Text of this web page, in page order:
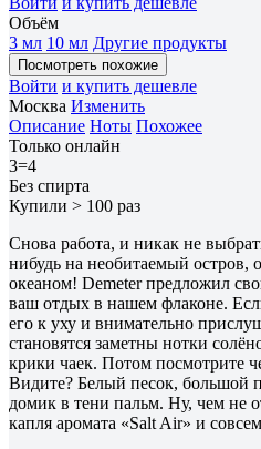
Объём
3 мл 10 мл Другие продукты
Посмотреть похожие
Войти и купить дешевле
Москва Изменить
Описание Ноты Похожее
Только онлайн
3=4
Без спирта
Купили > 100 раз
Снова работа, и никак не
нибудь на необитаемый
океаном! Demeter предложил
ваш отдых в нашем флаконе.
его к уху и внимательно
становятся заметны нотки
крики чаек. Потом посмотрите
Видите? Белый песок, большой
домик в тени пальм. Ну, чем не
капля аромата «Salt Air» и